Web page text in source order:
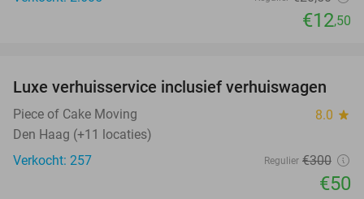
€12,50
83%
Luxe verhuisservice inclusief verhuiswagen
Piece of Cake Moving 8.0 star
Den Haag (+11 locaties)
Verkocht: 257
Regulier €300
€50